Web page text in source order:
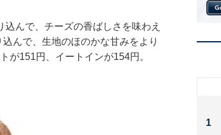
んで、チーズの香ばしさを味わえ
んで、生地のほのかな甘みをより
が151円、イートインが154円。
1